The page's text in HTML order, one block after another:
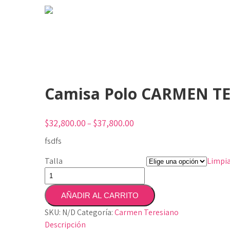
Camisa Polo CARMEN
$32,800.00– $37,800.00
fsdfs
Talla
a
m
i
s
AÑADIR AL CARRITO
SKU: N/DCategoría:Carmen Teresiano
Descripción